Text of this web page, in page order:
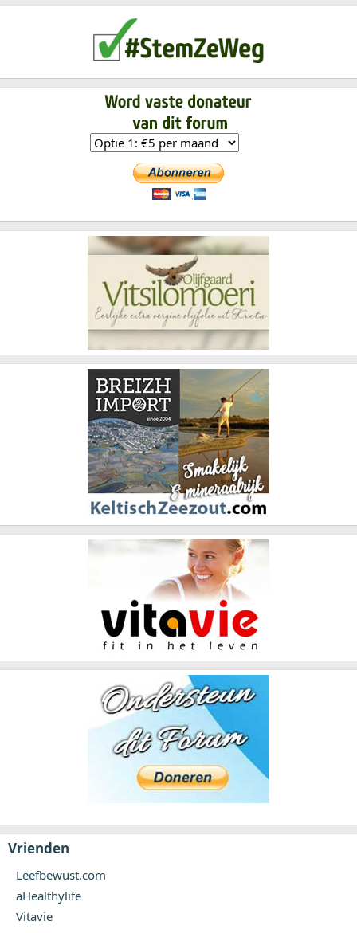
Vrienden
Leefbewust.com
aHealthylife
Vitavie